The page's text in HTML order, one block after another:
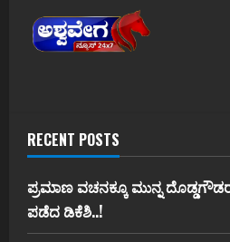
RECENT POSTS
ಪ್ರಮಾಣ ವಚನಕ್ಕೂ ಮುನ್ನ
ಪಡೆದ ಡಿಕೆಶಿ..!